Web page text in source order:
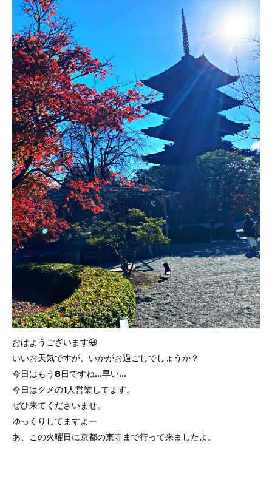
おはようございます😃
いいお天気ですが、いかがお過ごしでしょうか？
今日はもう8日ですね…早い…
今日はクメの1人営業してます。
ぜひ来てくださいませ。
ゆっくりしてますよー
あ、この火曜日に京都の東寺まで行って来ましたよ。